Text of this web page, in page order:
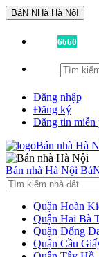
BáN NHà Hà NộI
6660
Đăng nhập
Đăng ký
Đăng tin miễn
Bán nhà Hà Nội
Quận Hoàn
Quận Hai Bà
Quận Đống
Quận Cầu